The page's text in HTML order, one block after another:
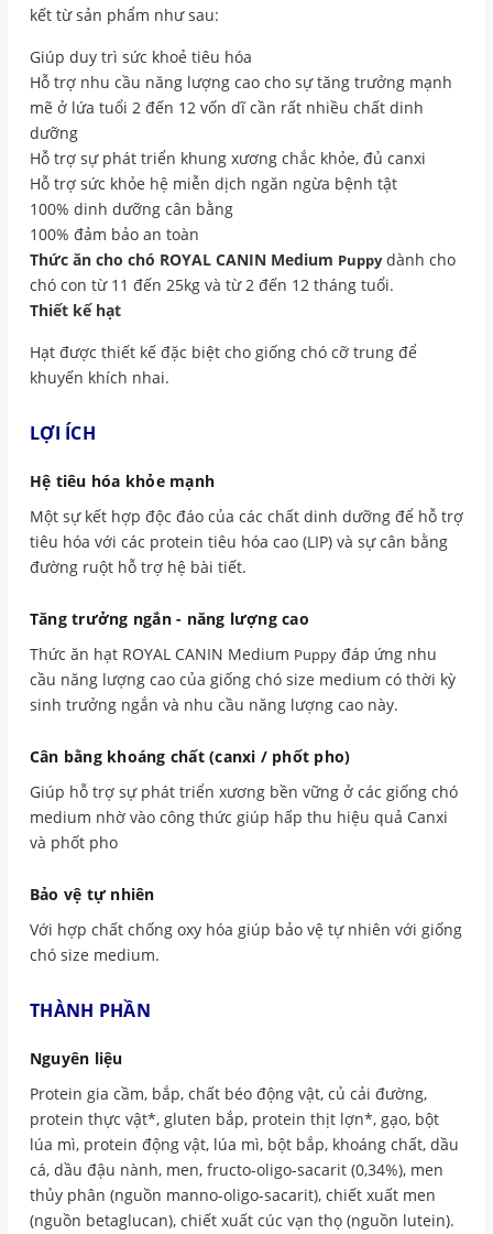
kết từ sản phẩm như sau:
Giúp duy trì sức khoẻ tiêu hóa
Hỗ trợ nhu cầu năng lượng cao cho sự tăng trưởng mạnh
mẽ ở lứa tuổi 2 đến 12 vốn dĩ cần rất nhiều chất dinh
dưỡng
Hỗ trợ sự phát triển khung xương chắc khỏe, đủ canxi
Hỗ trợ sức khỏe hệ miễn dịch ngăn ngừa bệnh tật
100% dinh dưỡng cân bằng
100% đảm bảo an toàn
Thức ăn cho chó ROYAL CANIN Medium Puppydành cho
chó con từ 11 đến 25kg và từ 2 đến 12 tháng tuổi.
Thiết kế hạt
Hạt được thiết kế đặc biệt cho giống chó cỡ trung để
khuyến khích nhai.
LỢI ÍCH
Hệ tiêu hóa khỏe mạnh
Một sự kết hợp độc đáo của các chất dinh dưỡng để hỗ trợ
tiêu hóa với các protein tiêu hóa cao (LIP) và sự cân bằng
đường ruột hỗ trợ hệ bài tiết.
Tăng trưởng ngắn - năng lượng cao
Thức ăn hạt ROYAL CANIN Medium Puppy đáp ứng nhu
cầu năng lượng cao của giống chó size medium có thời kỳ
sinh trưởng ngắn và nhu cầu năng lượng cao này.
Cân bằng khoáng chất (canxi / phốt pho)
Giúp hỗ trợ sự phát triển xương bền vững ở các giống chó
medium nhờ vào công thức giúp hấp thu hiệu quả Canxi
và phốt pho
Bảo vệ tự nhiên
Với hợp chất chống oxy hóa giúp bảo vệ tự nhiên với giống
chó size medium.
THÀNH PHẦN
Nguyên liệu
Protein gia cầm, bắp, chất béo động vật, củ cải đường,
protein thực vật*, gluten bắp, protein thịt lợn*, gạo, bột
lúa mì, protein động vật, lúa mì, bột bắp, khoáng chất, dầu
cá, dầu đậu nành, men, fructo-oligo-sacarit (0,34%), men
thủy phân (nguồn manno-oligo-sacarit), chiết xuất men
(nguồn betaglucan), chiết xuất cúc vạn thọ (nguồn lutein).